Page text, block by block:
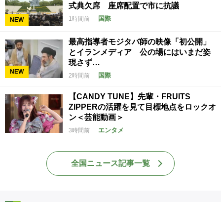
NEW
式典欠席 座席配置で市に抗議
1時間前 国際
NEW
最高指導者モジタバ師の映像「初公開」
とイランメディア 公の場にはいまだ姿
現さず…
2時間前 国際
【CANDY TUNE】先輩・FRUITS
ZIPPERの活躍を見て目標地点をロックオ
ン＜芸能動画＞
3時間前 エンタメ
全国ニュース記事一覧